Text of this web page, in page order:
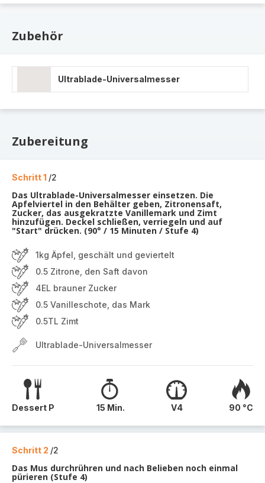
Zubehör
Ultrablade-Universalmesser
Zubereitung
Schritt 1 /2
Das Ultrablade-Universalmesser einsetzen. Die
Apfelviertel in den Behälter geben, Zitronensaft,
Zucker, das ausgekratzte Vanillemark und Zimt
hinzufügen. Deckel schließen, verriegeln und auf
"Start" drücken. (90° / 15 Minuten / Stufe 4)
1kg Äpfel, geschält und geviertelt
0.5 Zitrone, den Saft davon
4EL brauner Zucker
0.5 Vanilleschote, das Mark
0.5TL Zimt
Ultrablade-Universalmesser
Dessert P 15 Min. V4 90 °C
Schritt 2 /2
Das Mus durchrühren und nach Belieben noch einmal
pürieren (Stufe 4)